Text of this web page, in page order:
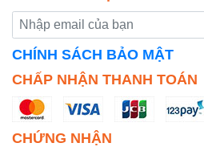
CHÍNH SÁCH BẢO MẬT
CHẤP NHẬN THANH TOÁN
CHỨNG NHẬN